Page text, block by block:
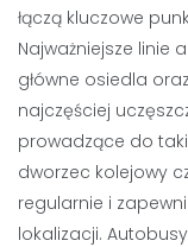
łączą kluczowe
Najważniejsze linie
główne osiedla
najczęściej
prowadzące do
dworzec kolejowy
regularnie i
lokalizacji.